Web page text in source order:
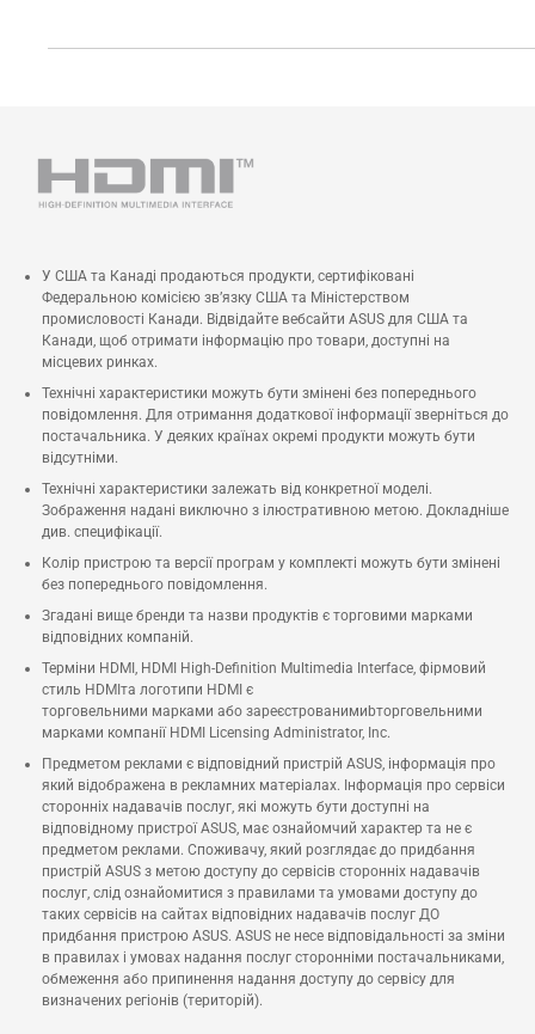
У США та Канаді продаються продукти, сертифіковані
Федеральною комісією зв’язку США та Міністерством
промисловості Канади. Відвідайте вебсайти ASUS для США та
Канади, щоб отримати інформацію про товари, доступні на
місцевих ринках.
Технічні характеристики можуть бути змінені без попереднього
повідомлення. Для отримання додаткової інформації зверніться до
постачальника. У деяких країнах окремі продукти можуть бути
відсутніми.
Технічні характеристики залежать від конкретної моделі.
Зображення надані виключно з ілюстративною метою. Докладніше
див. специфікації.
Колір пристрою та версії програм у комплекті можуть бути змінені
без попереднього повідомлення.
Згадані вище бренди та назви продуктів є торговими марками
відповідних компаній.
Терміни HDMI, HDMI High-Definition Multimedia Interface, фірмовий
стиль HDMIта логотипи HDMI є
торговельними марками або зареєстрованимиbторговельними
марками компанії HDMI Licensing Administrator, Inc.
Предметом реклами є відповідний пристрій ASUS, інформація про
який відображена в рекламних матеріалах. Інформація про сервіси
сторонніх надавачів послуг, які можуть бути доступні на
відповідному пристрої ASUS, має ознайомчий характер та не є
предметом реклами. Споживачу, який розглядає до придбання
пристрій ASUS з метою доступу до сервісів сторонніх надавачів
послуг, слід ознайомитися з правилами та умовами доступу до
таких сервісів на сайтах відповідних надавачів послуг ДО
придбання пристрою ASUS. ASUS не несе відповідальності за зміни
в правилах і умовах надання послуг сторонніми постачальниками,
обмеження або припинення надання доступу до сервісу для
визначених регіонів (територій).